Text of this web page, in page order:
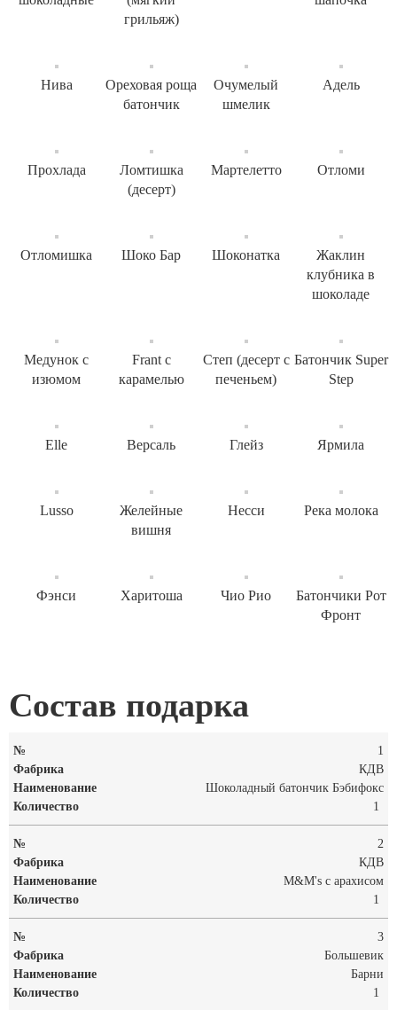
грильяж)
Нива
Ореховая роща
батончик
Очумелый
шмелик
Адель
Прохлада
Ломтишка
(десерт)
Мартелетто Отломи
Отломишка Шоко Бар Шоконатка
Жаклин
клубника в
шоколаде
Медунок с
изюмом
Frant с
карамелью
Степ (десерт с
печеньем)
Батончик Super
Step
Elle Версаль Глейз Ярмила
Lusso
Желейные
вишня
Несси Река молока
Фэнси Харитоша Чио Рио
Батончики Рот
Фронт
Состав подарка
1
КДВ
Шоколадный батончик Бэбифокс
1
2
КДВ
M&M's с арахисом
1
3
Большевик
Барни
1